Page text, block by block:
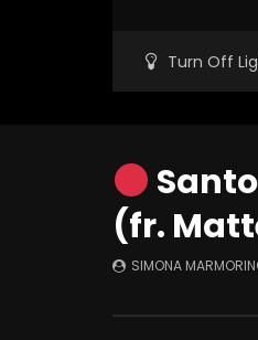
Turn Off
(fr.
SIMONA